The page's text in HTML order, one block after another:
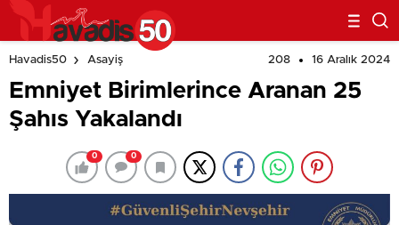
Havadis50 Asayiş 208 16 Aralık 2024
Emniyet Birimlerince Aranan 25
Şahıs Yakalandı
0 0